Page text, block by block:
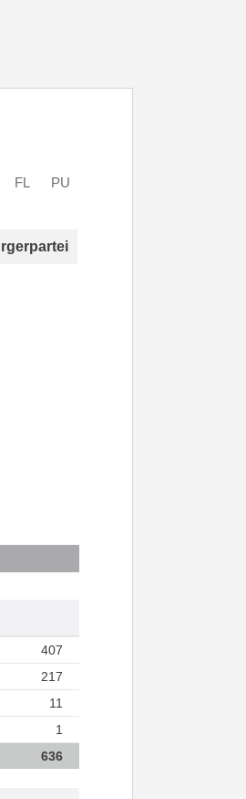
FL PU
407
217
11
1
636